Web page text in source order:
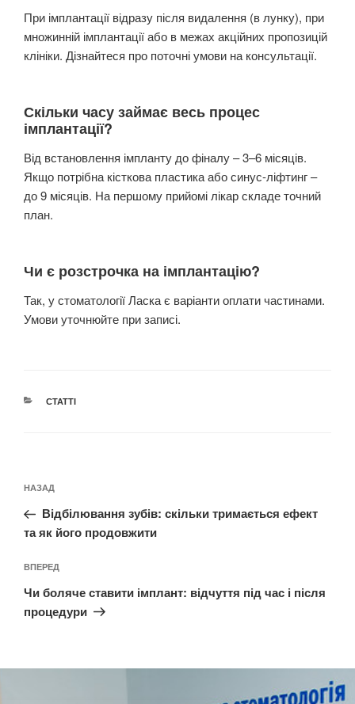
При імплантації відразу після видалення (в лунку), при
множинній імплантації або в межах акційних пропозицій
клініки. Дізнайтеся про поточні умови на консультації.
Скільки часу займає весь процес
імплантації?
Від встановлення імпланту до фіналу – 3–6 місяців.
Якщо потрібна кісткова пластика або синус-ліфтинг –
до 9 місяців. На першому прийомі лікар складе точний
план.
Чи є розстрочка на імплантацію?
Так, у стоматології Ласка є варіанти оплати частинами.
Умови уточнюйте при записі.
СТАТТІ
НАЗАД
Відбілювання зубів: скільки тримається ефект
та як його продовжити
ВПЕРЕД
Чи боляче ставити імплант: відчуття під час і після
процедури